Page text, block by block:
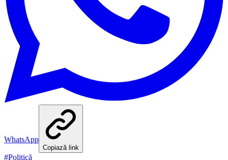
WhatsApp
Copiază link
#Politică